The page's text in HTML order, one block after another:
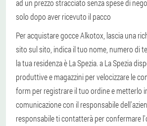
ad un prezzo stracciato senza spese di
solo dopo aver ricevuto il pacco
Per acquistare gocce Alkotox, lascia una
sito sul sito, indica il tuo nome, numero di
la tua residenza è La Spezia. a La Spezia
produttive e magazzini per velocizzare le
form per registrare il tuo ordine e metterlo
comunicazione con il responsabile
responsabile ti contatterà per confermare